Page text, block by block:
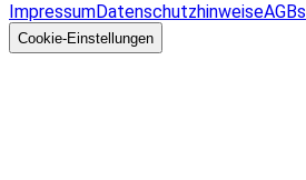
ImpressumDatenschutzhinweiseAGBs
Cookie-Einstellungen